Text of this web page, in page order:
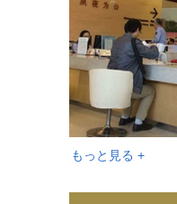
もっと見る +